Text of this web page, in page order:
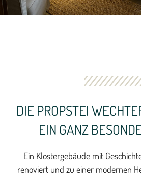
DIE PROPSTEI
EIN GANZ
Ein Klostergebäude mit
renoviert und zu einer modernen